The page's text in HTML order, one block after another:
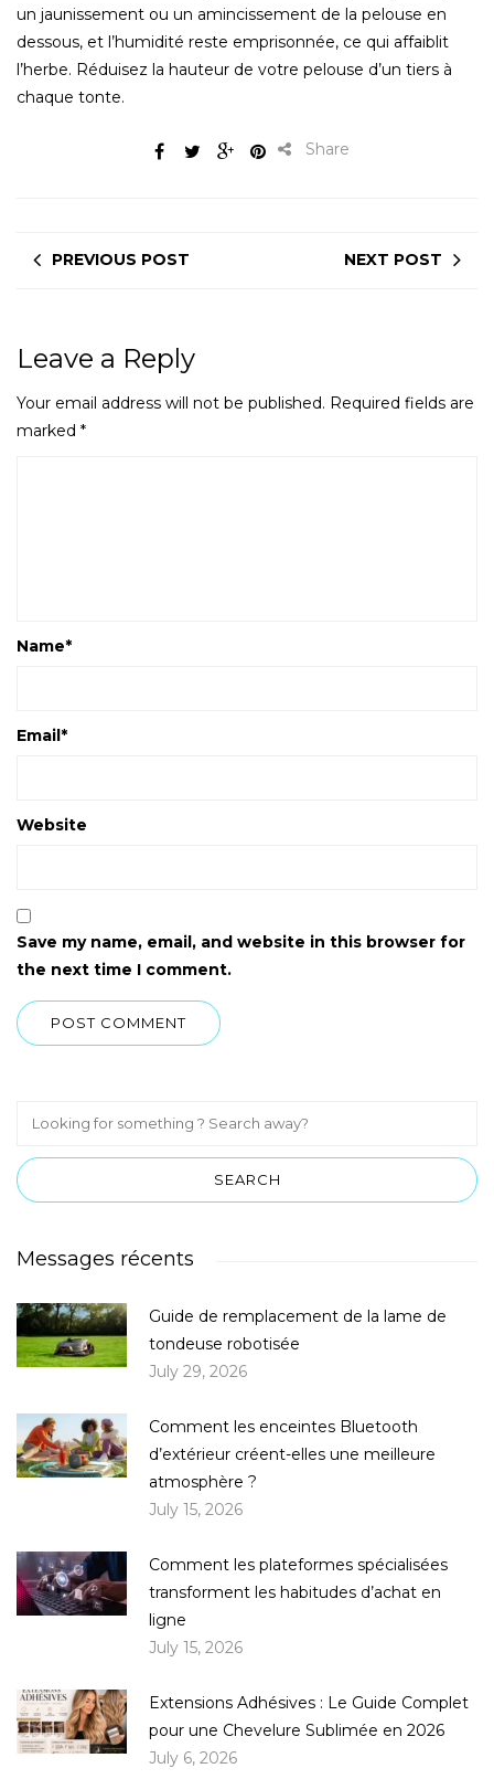
un jaunissement ou un amincissement de la pelouse en
dessous, et l’humidité reste emprisonnée, ce qui affaiblit
l’herbe. Réduisez la hauteur de votre pelouse d’un tiers à
chaque tonte.
Share
PREVIOUS POST NEXT POST
Leave a Reply
Your email address will not be published. Required fields are
marked *
Name*
Email *
Website
Save my name, email, and website in this browser for
the next time I comment.
Messages récents
Guide de remplacement de la lame de
tondeuse robotisée
July 29, 2026
Comment les enceintes Bluetooth
d’extérieur créent-elles une meilleure
atmosphère ?
July 15, 2026
Comment les plateformes spécialisées
transforment les habitudes d’achat en
ligne
July 15, 2026
Extensions Adhésives : Le Guide Complet
pour une Chevelure Sublimée en 2026
July 6, 2026